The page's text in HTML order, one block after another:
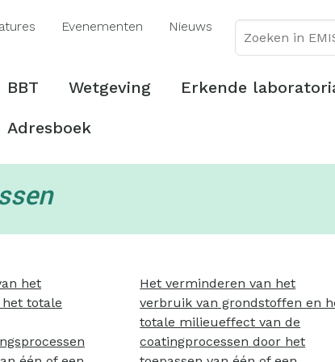
inhoud
Evenementen Nieuws
Hoofdmenu
BBT Wetgeving Erkende
Adresboek
het
totale
Het verminderen van het
verbruik van grondstoffen en
totale milieueffect van de
coatingprocessen door het